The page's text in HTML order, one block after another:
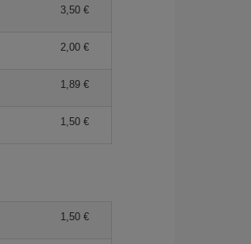
3,50 €
2,00 €
1,89 €
1,50 €
1,50 €